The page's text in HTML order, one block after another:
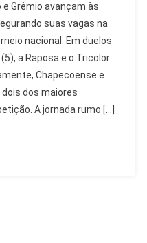
Grêmio avançam às
suas vagas na
nacional. Em duelos
a Raposa e o Tricolor
Chapecoense e
dos maiores
A jornada rumo […]